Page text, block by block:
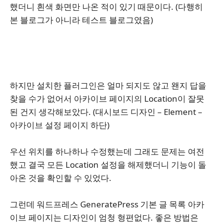
했더니 흰색 화면만 나온 적이 있기 때문이다. (다행히
본 블로그가 아니라 테스트 블로그였음)
하지만 설치한 플러그인은 얼마 되지도 않고 왠지 답을
찾을 수가 없어서 아카이브 페이지의 Location이 잘못
된 건지 생각해보았다. (대시보드 디자인 – Element –
아카이브 설정 페이지 하단)
우선 위치를 하나하나 수정했는데 그래도 문제는 여전
했고 결국 모든 Location 설정을 해제했더니 기능이 돌
아온 것을 확인할 수 있었다.
그런데 워드프레스 GeneratePress 기본 글 목록 아카
이브 페이지는 디자인이 엄청 형편없다. 좋은 방법은